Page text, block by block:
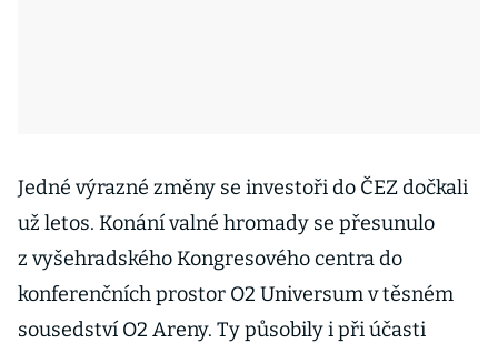
Jedné výrazné změny se investoři do ČEZ dočkali
už letos. Konání valné hromady se přesunulo
z vyšehradského Kongresového centra do
konferenčních prostor O2 Universum v těsném
sousedství O2 Areny. Ty působily i při účasti